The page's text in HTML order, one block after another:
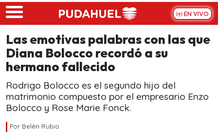
Skip to main content
EN VIVO
Las emotivas palabras con las que
Diana Bolocco recordó a su
hermano fallecido
Rodrigo Bolocco es el segundo hijo del
matrimonio compuesto por el empresario Enzo
Bolocco y Rose Marie Fonck.
Por Belén Rubio